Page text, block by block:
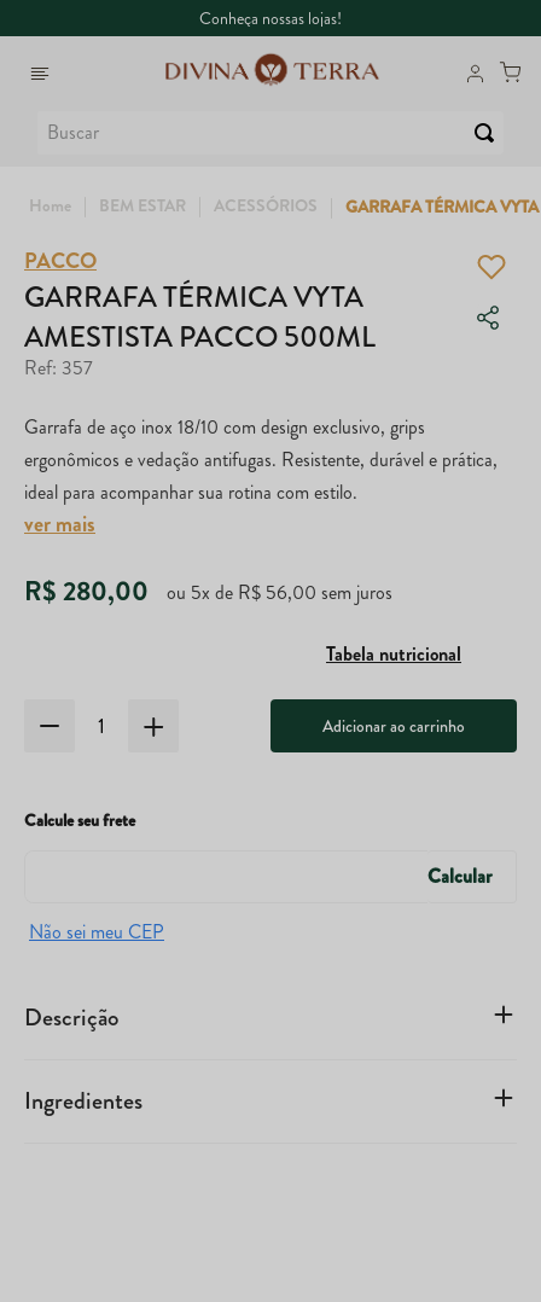
Conheça nossas lojas!
BEM ESTAR ACESSÓRIOS GARRAFA TÉRMICA
PACCO
GARRAFA TÉRMICA VYTA
AMESTISTA PACCO 500ML
Ref: 357
Garrafa de aço inox 18/10 com design exclusivo, grips
ergonômicos e vedação antifugas. Resistente, durável e prática,
ideal para acompanhar sua rotina com estilo.
ver mais
R$280,00 ou 5x de R$ 56,00 sem juros
Tabela nutricional
Adicionar ao carrinho
Calcule seu frete
Descrição
Ingredientes
º Whey
2º Creatina
5º Magnésio
º Colágeno
7º Dux
9º Super Coffee
10º True